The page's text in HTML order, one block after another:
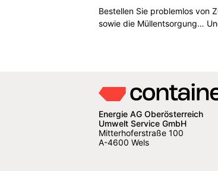
Bestellen Sie problemlos von
sowie die Müllentsorgung…
Energie AG Oberösterreich
Umwelt Service GmbH
Mitterhoferstraße 100
A-4600 Wels